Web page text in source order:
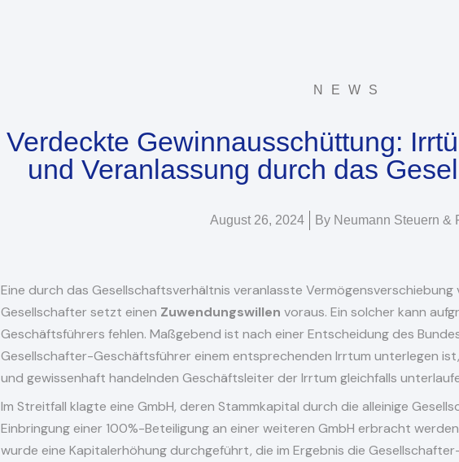
NEWS
Verdeckte Gewinnausschüttung:
und Veranlassung durch das
August 26, 2024 ByNeumann Steuern &
Eine durch das Gesellschaftsverhältnis veranlasste
Gesellschafter setzt einen Zuwendungswillen voraus. Ein solcher kann
Geschäftsführers fehlen. Maßgebend ist nach einer Entscheidung des
Gesellschafter-Geschäftsführer einem entsprechenden Irrtum unterlegen
und gewissenhaft handelnden Geschäftsleiter der Irrtum gleichfalls
Im Streitfall klagte eine GmbH, deren Stammkapital durch die alleinige
Einbringung einer 100%-Beteiligung an einer weiteren GmbH erbracht
wurde eine Kapitalerhöhung durchgeführt, die im Ergebnis die